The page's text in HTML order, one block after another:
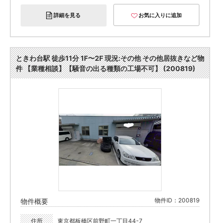
詳細を見る お気に入りに追加
ときわ台駅 徒歩11分 1F〜2F 現況:その他 その他居抜きなど物
件 【業種相談】【騒音の出る種類の工場不可】 (200819)
物件概要 物件ID：200819
住所 東京都板橋区前野町一丁目44-7